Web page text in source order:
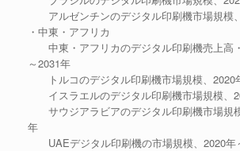
アルゼンチンのデジタル印刷機市場規模
・中東・アフリカ
中東・アフリカのデジタル印刷機売上高
～2031年
トルコのデジタル印刷機市場規模、2020
イスラエルのデジタル印刷機市場規模、
サウジアラビアのデジタル印刷機市場規
年
UAEデジタル印刷機の市場規模、2020年